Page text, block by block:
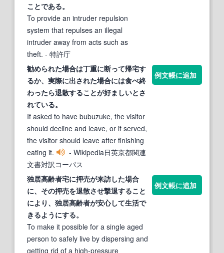
ことである。
To provide an intruder repulsion
system that repulses an illegal
intruder away from acts such as
theft. - 特許庁
勧められた場合は丁重に断って帰宅す
るか、実際に出された場合には食べ終
わったら退散することが好ましいとさ
れている。
If asked to have bubuzuke, the visitor
should decline and leave, or if served,
the visitor should leave after finishing
eating it.
- Wikipedia日英京都関連
文書対訳コーパス
例文帳に追加
独居高齢者宅に押売が来訪した場合
に、その押売を退散させ撃退すること
により、独居高齢者が安心して生活で
きるようにする。
To make it possible for a single aged
person to safely live by dispersing and
getting rid of a high-pressure
例文帳に追加